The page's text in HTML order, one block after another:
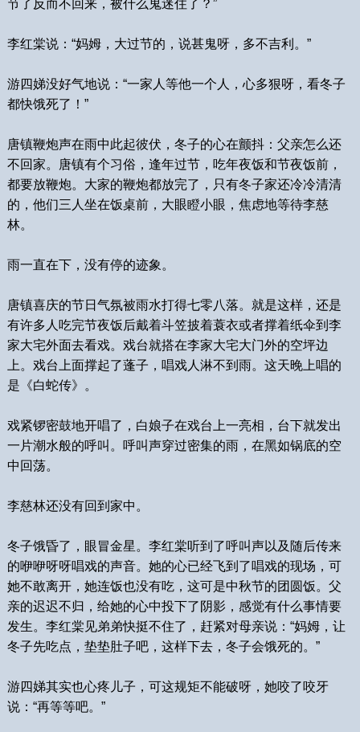
节了反而不回来，被什么鬼迷住了？”
李红棠说：“妈姆，大过节的，说甚鬼呀，多不吉利。”
游四娣没好气地说：“一家人等他一个人，心多狠呀，看冬子
都快饿死了！”
唐镇鞭炮声在雨中此起彼伏，冬子的心在颤抖：父亲怎么还
不回家。唐镇有个习俗，逢年过节，吃年夜饭和节夜饭前，
都要放鞭炮。大家的鞭炮都放完了，只有冬子家还冷冷清清
的，他们三人坐在饭桌前，大眼瞪小眼，焦虑地等待李慈
林。
雨一直在下，没有停的迹象。
唐镇喜庆的节日气氛被雨水打得七零八落。就是这样，还是
有许多人吃完节夜饭后戴着斗笠披着蓑衣或者撑着纸伞到李
家大宅外面去看戏。戏台就搭在李家大宅大门外的空坪边
上。戏台上面撑起了蓬子，唱戏人淋不到雨。这天晚上唱的
是《白蛇传》。
戏紧锣密鼓地开唱了，白娘子在戏台上一亮相，台下就发出
一片潮水般的呼叫。呼叫声穿过密集的雨，在黑如锅底的空
中回荡。
李慈林还没有回到家中。
冬子饿昏了，眼冒金星。李红棠听到了呼叫声以及随后传来
的咿咿呀呀唱戏的声音。她的心已经飞到了唱戏的现场，可
她不敢离开，她连饭也没有吃，这可是中秋节的团圆饭。父
亲的迟迟不归，给她的心中投下了阴影，感觉有什么事情要
发生。李红棠见弟弟快挺不住了，赶紧对母亲说：“妈姆，让
冬子先吃点，垫垫肚子吧，这样下去，冬子会饿死的。”
游四娣其实也心疼儿子，可这规矩不能破呀，她咬了咬牙
说：“再等等吧。”